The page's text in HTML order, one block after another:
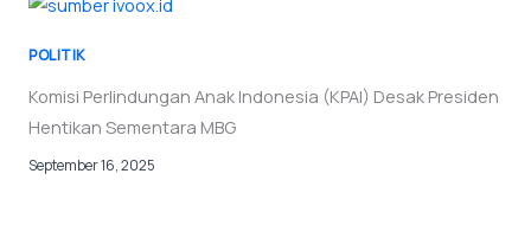
POLITIK
Komisi Perlindungan Anak Indonesia (KPAI) Desak Presiden
Hentikan Sementara MBG
September 16, 2025